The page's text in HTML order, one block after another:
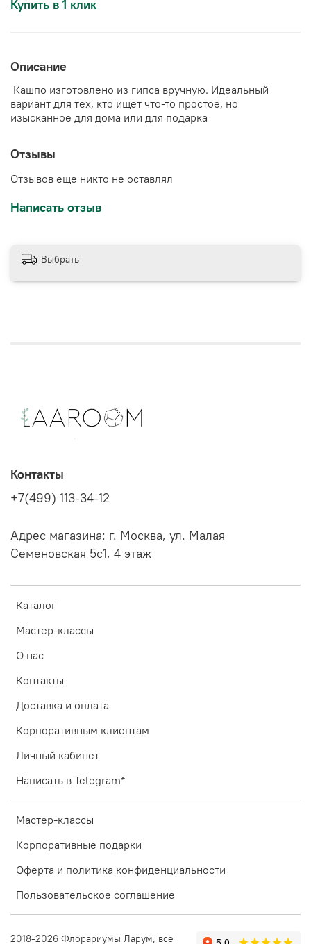
Купить в 1 клик
Описание
Кашпо изготовлено из гипса вручную. Идеальный
вариант для тех, кто ищет что-то простое, но
изысканное для дома или для подарка
Отзывы
Отзывов еще никто не оставлял
Написать отзыв
Выбрать
Каталог
Мастер-классы
О нас
Контакты
Доставка и оплата
Корпоративным клиентам
Личный кабинет
Написать в Telegram*
Мастер-классы
Корпоративные подарки
Оферта и политика конфиденциальности
Пользовательское соглашение
Контакты
+7(499) 113-34-12
Адрес магазина: г. Москва, ул. Малая
Семеновская 5с1, 4 этаж
2018-2026 Флорариумы Ларум, все